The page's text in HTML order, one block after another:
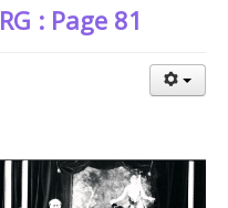
: Page 81